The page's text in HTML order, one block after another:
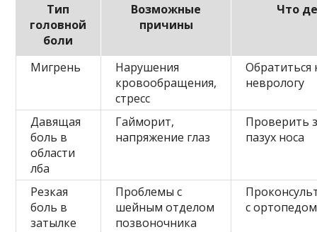
Тип
головной
боли
Возможные
причины
Что
Мигрень
Нарушения
кровообращения,
стресс
Обратиться
неврологу
Давящая
боль в
области
лба
Гайморит,
напряжение глаз
Проверить
пазух носа
Резкая
боль в
затылке
Проблемы с
шейным отделом
позвоночника
с ортопедом